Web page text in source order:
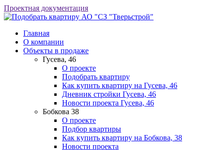
Проектная документация
АО "СЗ "Тверьстрой"
Главная
О компании
Объекты в продаже
Гусева, 46
О проекте
Подобрать квартиру
Как купить квартиру на Гусева, 46
Дневник стройки Гусева, 46
Новости проекта Гусева, 46
Бобкова 38
О проекте
Подбор квартиры
Как купить квартиру на Бобкова, 38
Новости проекта